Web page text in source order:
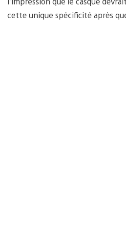
cette unique spécificité après